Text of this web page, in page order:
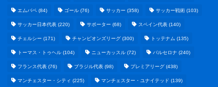
エムバペ (84) ゴール (76) サッカー (358) サッカー戦術 (103)
サッカー日本代表 (220) サポーター (68) スペイン代表 (140)
チェルシー (171) チャンピオンズリーグ (300) トッテナム (135)
トーマス・トゥヘル (104) ニューカッスル (72) バルセロナ (240)
フランス代表 (76) ブラジル代表 (98) プレミアリーグ (438)
マンチェスター・シティ (225) マンチェスター・ユナイテッド (139)